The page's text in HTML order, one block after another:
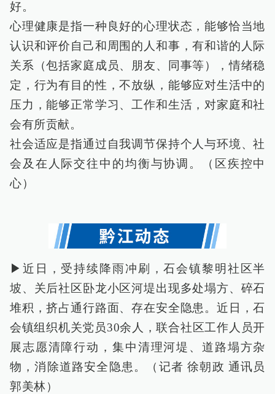
好。
心理健康是指一种良好的心理状态，能够恰当地
认识和评价自己和周围的人和事，有和谐的人际
关系（包括家庭成员、朋友、同事等），情绪稳
定，行为有目的性，不放纵，能够应对生活中的
压力，能够正常学习、工作和生活，对家庭和社
会有所贡献。
社会适应是指通过自我调节保持个人与环境、社
会及在人际交往中的均衡与协调。（区疾控中
心）
▶近日，受持续降雨冲刷，石会镇黎明社区半
坡、关后社区卧龙小区河堤出现多处塌方、碎石
堆积，挤占通行路面、存在安全隐患。近日，石
会镇组织机关党员30余人，联合社区工作人员开
展志愿清障行动，集中清理河堤、道路塌方杂
物，消除道路安全隐患。（记者 徐朝政 通讯员
郭美林）